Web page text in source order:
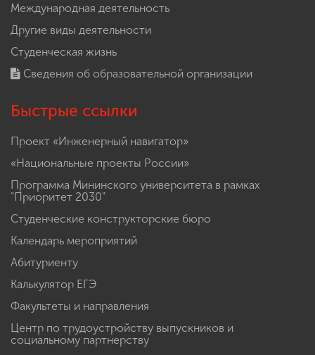
Международная деятельность
Другие виды деятельности
Студенческая жизнь
Сведения об образовательной организации
Быстрые ссылки
Проект «Инженерный навигатор»
«Национальные проекты России»
Программа Мининского университета в рамках
"Приоритет 2030"
Студенческие конструкторские бюро
Календарь мероприятий
Абитуриенту
Калькулятор ЕГЭ
Факультеты и направления
Центр по трудоустройству выпускников и
социальному партнерству